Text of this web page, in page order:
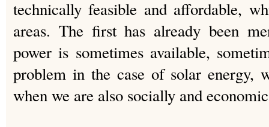
technically feasible and affordable,
areas. The first has already been
power is sometimes available,
problem in the case of solar energy,
when we are also socially and